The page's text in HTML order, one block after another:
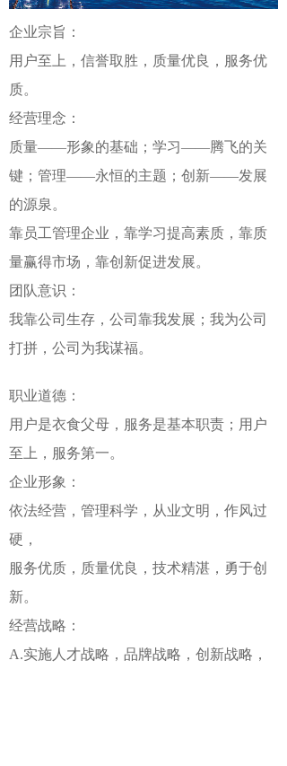
企业宗旨：
用户至上，信誉取胜，质量优良，服务优
质。
经营理念：
质量——形象的基础；学习——腾飞的关
键；管理——永恒的主题；创新——发展
的源泉。
靠员工管理企业，靠学习提高素质，靠质
量赢得市场，靠创新促进发展。
团队意识：
我靠公司生存，公司靠我发展；我为公司
打拼，公司为我谋福。
职业道德：
用户是衣食父母，服务是基本职责；用户
至上，服务第一。
企业形象：
依法经营，管理科学，从业文明，作风过
硬，
服务优质，质量优良，技术精湛，勇于创
新。
经营战略：
A.实施人才战略，品牌战略，创新战略，